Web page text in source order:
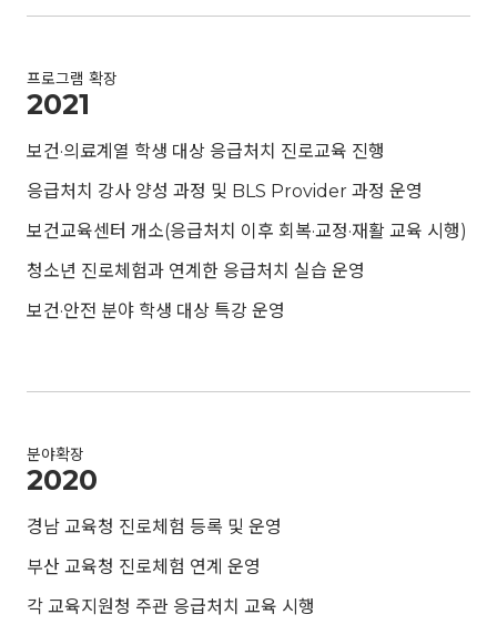
프로그램 확장
2021
보건·의료계열 학생 대상 응급처치 진로교육 진행
응급처치 강사 양성 과정 및 BLS Provider 과정 운영
보건교육센터 개소(응급처치 이후 회복·교정·재활 교육 시행)
청소년 진로체험과 연계한 응급처치 실습 운영
보건·안전 분야 학생 대상 특강 운영
분야확장
2020
경남 교육청 진로체험 등록 및 운영
부산 교육청 진로체험 연계 운영
각 교육지원청 주관 응급처치 교육 시행